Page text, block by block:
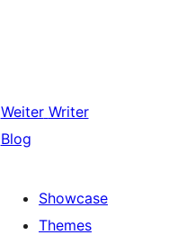
Weiter Writer
Blog
Showcase
Themes